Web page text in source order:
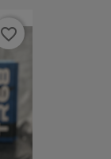
favorite_border